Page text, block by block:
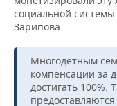
социальной
Зарипова.
Многодетным
компенсации за
достигать 100%.